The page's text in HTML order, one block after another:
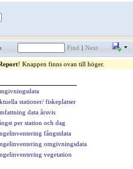
Find Next
! Knappen finns ovan till höger.
stationer/ fiskeplatser
data årsvis
per station och dag
fångstdata
omgivningsdata
vegetation